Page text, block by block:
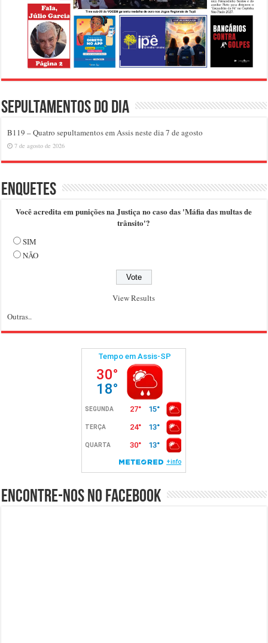
Sepultamentos do dia
B119 – Quatro sepultamentos em Assis neste dia 7 de agosto
7 de agosto de 2026
Enquetes
Você acredita em punições na Justiça no caso das 'Máfia das multas de
trânsito'?
SIM
NÃO
View Results
Outras..
Encontre-nos no Facebook